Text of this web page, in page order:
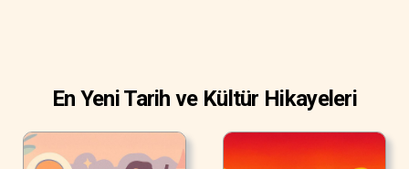
En Yeni Tarih ve Kültür Hikayeleri